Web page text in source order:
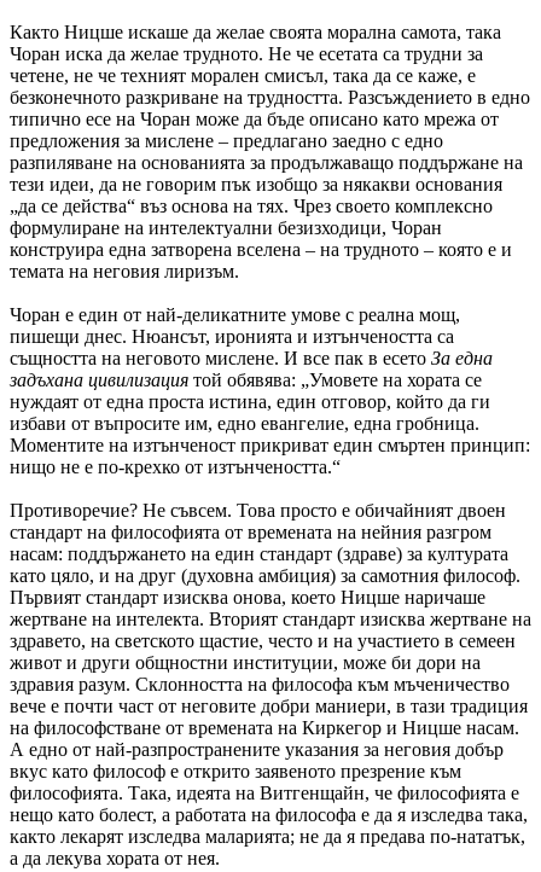
Както Ницше искаше да желае своята морална самота, така
Чоран иска да желае трудното. Не че есетата са трудни за
четене, не че техният морален смисъл, така да се каже, е
безконечното разкриване на трудността. Разсъждението в едно
типично есе на Чоран може да бъде описано като мрежа от
предложения за мислене – предлагано заедно с едно
разпиляване на основанията за продължаващо поддържане на
тези идеи, да не говорим пък изобщо за някакви основания
„да се действа“ въз основа на тях. Чрез своето комплексно
формулиране на интелектуални безизходици, Чоран
конструира една затворена вселена – на трудното – която е и
темата на неговия лиризъм.
Чоран е един от най-деликатните умове с реална мощ,
пишещи днес. Нюансът, иронията и изтънчеността са
същността на неговото мислене. И все пак в есето За една
задъхана цивилизация той обявява: „Умовете на хората се
нуждаят от една проста истина, един отговор, който да ги
избави от въпросите им, едно евангелие, една гробница.
Моментите на изтънченост прикриват един смъртен принцип:
нищо не е по-крехко от изтънчеността.“
Противоречие? Не съвсем. Това просто е обичайният двоен
стандарт на философията от времената на нейния разгром
насам: поддържането на един стандарт (здраве) за културата
като цяло, и на друг (духовна амбиция) за самотния философ.
Първият стандарт изисква онова, което Ницше наричаше
жертване на интелекта. Вторият стандарт изисква жертване на
здравето, на светското щастие, често и на участието в семеен
живот и други общностни институции, може би дори на
здравия разум. Склонността на философа към мъченичество
вече е почти част от неговите добри маниери, в тази традиция
на философстване от времената на Киркегор и Ницше насам.
А едно от най-разпространените указания за неговия добър
вкус като философ е открито заявеното презрение към
философията. Така, идеята на Витгенщайн, че философията е
нещо като болест, а работата на философа е да я изследва така,
както лекарят изследва маларията; не да я предава по-нататък,
а да лекува хората от нея.